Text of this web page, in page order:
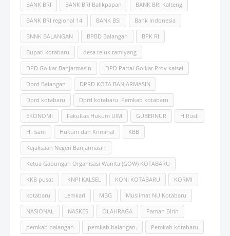
BANK BRI BANK BRI Balikpapan BANK BRI Kalteng
BANK BRI regional 14 BANK BSI Bank Indonesia
BNNK BALANGAN BPBD Balangan BPK RI
Bupati kotabaru desa teluk tamiyang
DPD Golkar Banjarmasin DPD Partai Golkar Prov kalsel
Dprd Balangan DPRD KOTA BANJARMASIN
Dprd kotabaru Dprd kotabaru. Pemkab kotabaru
EKONOMI Fakultas Hukum UlM GUBERNUR H Rusli
H. Isam Hukum dan Kriminal KBB
Kejaksaan Negeri Banjarmasin
Ketua Gabungan Organisasi Wanita (GOW) KOTABARU
KKB pusat KNPI KALSEL KONI KOTABARU KORMI
kotabaru Lemkari MBG Muslimat NU Kotabaru
NASIONAL NASKES OLAHRAGA Paman Birin
pemkab balangan pemkab balangan. Pemkab kotabaru